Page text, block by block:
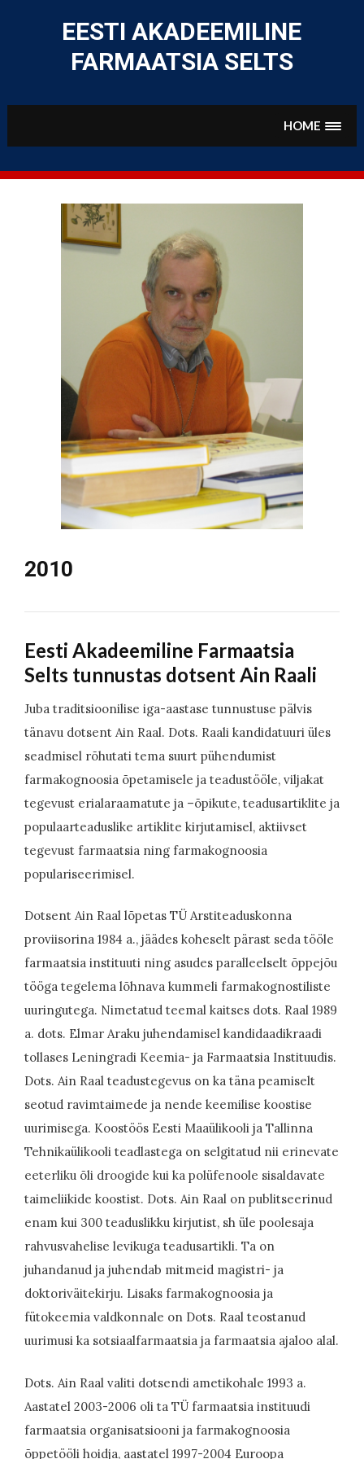
content
EESTI AKADEEMILINE
FARMAATSIA SELTS
HOME
2010
Eesti Akadeemiline Farmaatsia
Selts tunnustas dotsent Ain Raali
Juba traditsioonilise iga-aastase tunnustuse pälvis
tänavu dotsent Ain Raal. Dots. Raali kandidatuuri üles
seadmisel rõhutati tema suurt pühendumist
farmakognoosia õpetamisele ja teadustööle, viljakat
tegevust erialaraamatute ja –õpikute, teadusartiklite ja
populaarteaduslike artiklite kirjutamisel, aktiivset
tegevust farmaatsia ning farmakognoosia
populariseerimisel.
Dotsent Ain Raal lõpetas TÜ Arstiteaduskonna
proviisorina 1984 a., jäädes koheselt pärast seda tööle
farmaatsia instituuti ning asudes paralleelselt õppejõu
tööga tegelema lõhnava kummeli farmakognostiliste
uuringutega. Nimetatud teemal kaitses dots. Raal 1989
a. dots. Elmar Araku juhendamisel kandidaadikraadi
tollases Leningradi Keemia- ja Farmaatsia Instituudis.
Dots. Ain Raal teadustegevus on ka täna peamiselt
seotud ravimtaimede ja nende keemilise koostise
uurimisega. Koostöös Eesti Maaülikooli ja Tallinna
Tehnikaülikooli teadlastega on selgitatud nii erinevate
eeterliku õli droogide kui ka polüfenoole sisaldavate
taimeliikide koostist. Dots. Ain Raal on publitseerinud
enam kui 300 teaduslikku kirjutist, sh üle poolesaja
rahvusvahelise levikuga teadusartikli. Ta on
juhandanud ja juhendab mitmeid magistri- ja
doktoriväitekirju. Lisaks farmakognoosia ja
fütokeemia valdkonnale on Dots. Raal teostanud
uurimusi ka sotsiaalfarmaatsia ja farmaatsia ajaloo alal.
Dots. Ain Raal valiti dotsendi ametikohale 1993 a.
Aastatel 2003-2006 oli ta TÜ farmaatsia instituudi
farmaatsia organisatsiooni ja farmakognoosia
õppetööli hoidja, aastatel 1997-2004 Euroopa